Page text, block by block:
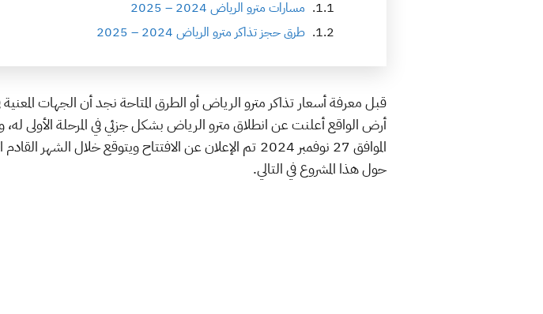
مسارات مترو الرياض 2024 – 2025
طرق حجز تذاكر مترو الرياض 2024 – 2025
الموافق 27 نوفمبر 2024 تم الإعلان عن الافتتاح ويتوقع
حول هذا المشروع في التالي.